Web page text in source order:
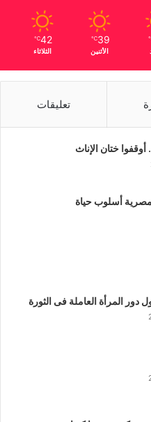
39
℃
الأثنين
42
℃
الثلاثاء
تعليقات
ختان الإناث
أسلوب حياة
دور المرأة العاملة فى الثورة